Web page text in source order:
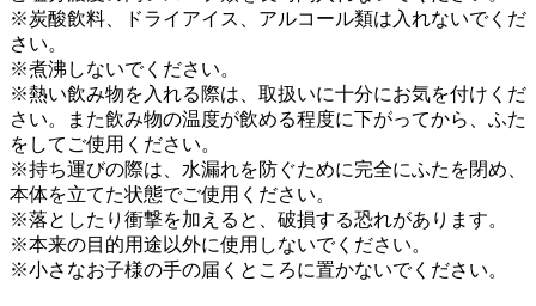
※炭酸飲料、ドライアイス、アルコール類は入れないでくだ
さい。
※煮沸しないでください。
※熱い飲み物を入れる際は、取扱いに十分にお気を付けくだ
さい。また飲み物の温度が飲める程度に下がってから、ふた
をしてご使用ください。
※持ち運びの際は、水漏れを防ぐために完全にふたを閉め、
本体を立てた状態でご使用ください。
※落としたり衝撃を加えると、破損する恐れがあります。
※本来の目的用途以外に使用しないでください。
※小さなお子様の手の届くところに置かないでください。